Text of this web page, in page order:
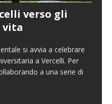
verso gli
vita
si avvia a celebrare
a Vercelli. Per
a una serie di